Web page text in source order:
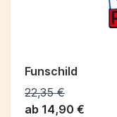
Funschild
22,35 €
ab 14,90 €